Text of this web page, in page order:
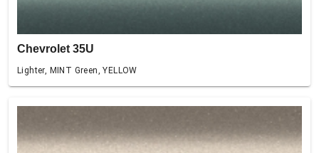
Chevrolet 35U
Lighter, MINT Green, YELLOW